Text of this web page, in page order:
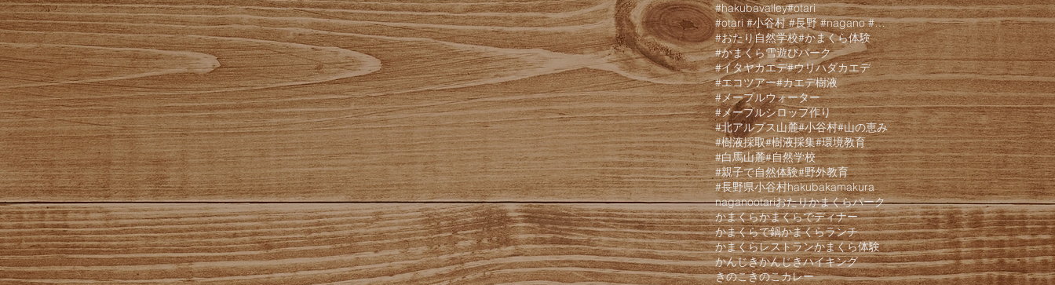
#hakubavalley#otari
#otari #小谷村 #長野 #nagano #白馬 #hakuba #栂池 #栂池高原 #栂池高
#おたり自然学校#かまくら体験
#かまくら雪遊びパーク
#イタヤカエデ#ウリハダカエデ
#エコツアー#カエデ樹液
#メープルウォーター
#メープルシロップ作り
#北アルプス山麓#小谷村#山の恵み
#樹液採取#樹液採集#環境教育
#白馬山麓#自然学校
#親子で自然体験#野外教育
#長野県小谷村hakubakamakura
naganootariおたりかまくらパーク
かまくらかまくらでディナー
かまくらで鍋かまくらランチ
かまくらレストランかまくら体験
かんじきかんじきハイキング
きのこきのこカレー